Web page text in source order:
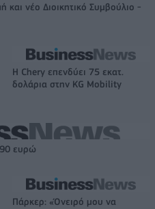
και νέο Διοικητικό Συμβούλιο -
Η Chery επενδύει 75 εκατ.
δολάρια στην KG Mobility
ευρώ
Πάρκερ: «Όνειρό μου να